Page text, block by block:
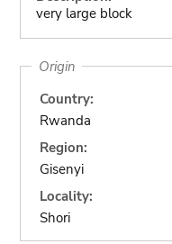
very large block
Origin
Country:
Rwanda
Region:
Gisenyi
Locality:
Shori